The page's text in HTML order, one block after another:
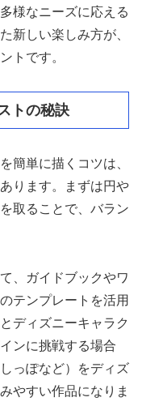
様なニーズに応える
新しい楽しみ方が、
トです。
トの秘訣
簡単に描くコツは、
ります。まずは円や
取ることで、バラン
、ガイドブックやワ
テンプレートを活用
ディズニーキャラク
ンに挑戦する場合
っぽなど）をディズ
やすい作品になりま